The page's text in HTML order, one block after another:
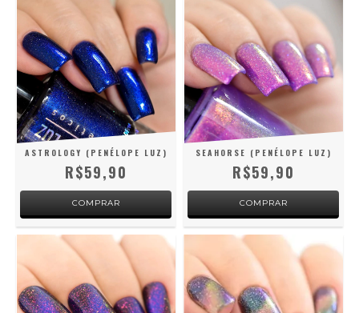
ASTROLOGY (PENÉLOPE LUZ)
R$59,90
SEAHORSE (PENÉLOPE LUZ)
R$59,90